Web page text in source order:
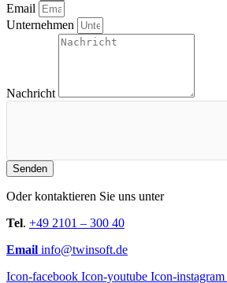
Email
Unternehmen
Nachricht
Senden
Oder kontaktieren Sie uns unter
Tel. +49 2101 – 300 40
Email info@twinsoft.de
Icon-facebook Icon-youtube Icon-instagram